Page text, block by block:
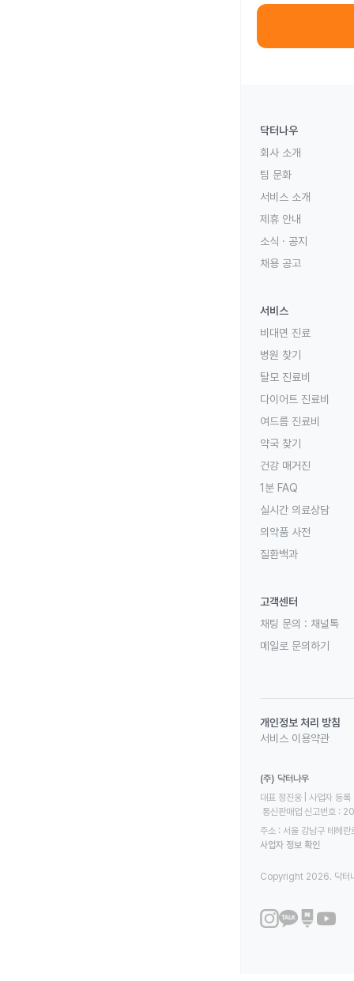
닥터나우
회사 소개
팀 문화
서비스 소개
제휴 안내
소식 · 공지
채용 공고
서비스
비대면 진료
병원 찾기
탈모 진료비
다이어트 진료비
여드름 진료비
약국 찾기
건강 매거진
1분 FAQ
실시간 의료상담
의약품 사전
질환백과
고객센터
채팅 문의 : 채널톡
메일로 문의하기
개인정보 처리 방침
서비스 이용약관
(주) 닥터나우
대표 정진웅 | 사업자
통신판매업 신고번호
주소 : 서울 강남구 테헤
사업자 정보 확인
Copyright 2026. 닥터